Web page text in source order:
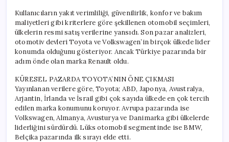
Kullanıcıların yakıt verimliliği, güvenilirlik, konfor ve bakım
maliyetleri gibi kriterlere göre şekillenen otomobil seçimleri,
ülkelerin resmi satış verilerine yansıdı. Son pazar analizleri,
otomotiv devleri Toyota ve Volkswagen’in birçok ülkede lider
konumda olduğunu gösteriyor. Ancak Türkiye pazarında bir
adım önde olan marka Renault oldu.
KÜRESEL PAZARDA TOYOTA’NIN ÖNE ÇIKMASI
Yayınlanan verilere göre, Toyota; ABD, Japonya, Avustralya,
Arjantin, İrlanda ve İsrail gibi çok sayıda ülkede en çok tercih
edilen marka konumunu koruyor. Avrupa pazarında ise
Volkswagen, Almanya, Avusturya ve Danimarka gibi ülkelerde
liderliğini sürdürdü. Lüks otomobil segmentinde ise BMW,
Belçika pazarında ilk sırayı elde etti.